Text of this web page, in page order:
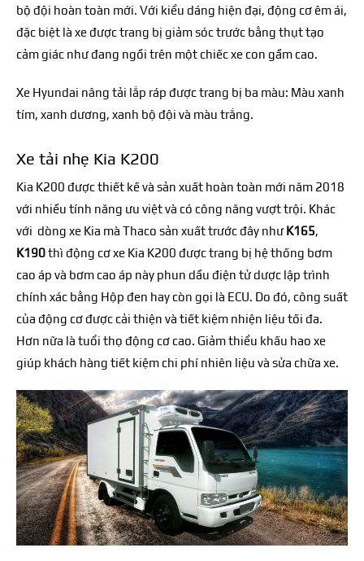
bộ đội hoàn toàn mới. Với kiểu dáng hiện đại, động cơ êm ái,
đặc biệt là xe được trang bị giảm sóc trước bằng thụt tạo
cảm giác như đang ngồi trên một chiếc xe con gầm cao.
Xe Hyundai nâng tải lắp ráp được trang bị ba màu: Màu xanh
tím, xanh dương, xanh bộ đội và màu trắng.
Xe tải nhẹ Kia K200
Kia K200 được thiết kế và sản xuất hoàn toàn mới năm 2018
với nhiều tính năng ưu việt và có công năng vượt trội. Khác
với dòng xe Kia mà Thaco sản xuất trước đây như K165,
K190thì động cơ xe Kia K200 được trang bị hệ thống bơm
cao áp và bơm cao áp này phun dầu điện tử dược lập trình
chính xác bằng Hộp đen hay còn gọi là ECU. Do đó, công suất
của động cơ được cải thiện và tiết kiệm nhiện liệu tối đa.
Hơn nữa là tuổi thọ động cơ cao. Giảm thiểu khấu hao xe
giúp khách hàng tiết kiệm chi phí nhiên liệu và sửa chữa xe.